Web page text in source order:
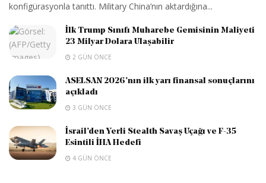
konfigürasyonla tanıttı. Military China’nın aktardığına...
İlk Trump Sınıfı Muharebe Gemisinin Maliyeti
23 Milyar Dolara Ulaşabilir
2 GÜN ÖNCE
ASELSAN 2026’nın ilk yarı finansal sonuçlarını
açıkladı
3 GÜN ÖNCE
İsrail’den Yerli Stealth Savaş Uçağı ve F-35
Esintili İHA Hedefi
4 GÜN ÖNCE